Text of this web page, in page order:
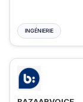
INGÉNIERIE